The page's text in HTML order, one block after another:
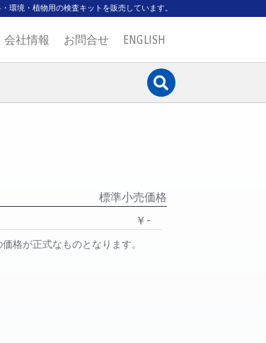
環境・植物用の検査キットを販売しています。
会社情報 お問合せ ENGLISH
標準小売価格
￥-
格が正式なものとなります。